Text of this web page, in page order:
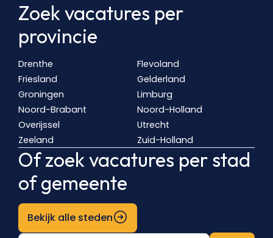
Zoek vacatures per
provincie
Drenthe
Flevoland
Friesland
Gelderland
Groningen
Limburg
Noord-Brabant
Noord-Holland
Overijssel
Utrecht
Zeeland
Zuid-Holland
Of zoek vacatures per stad
of gemeente
Bekijk alle steden